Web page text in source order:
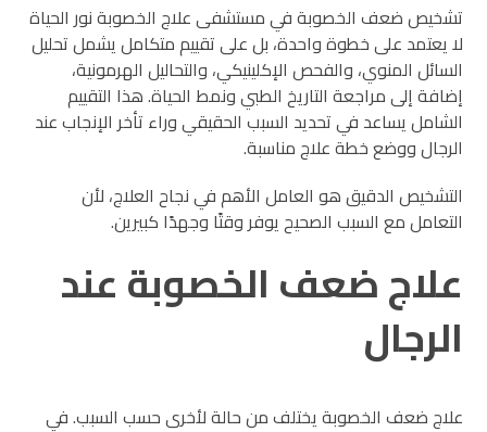
تشخيص ضعف الخصوبة في مستشفى علاج الخصوبة نور الحياة
لا يعتمد على خطوة واحدة، بل على تقييم متكامل يشمل تحليل
السائل المنوي، والفحص الإكلينيكي، والتحاليل الهرمونية،
إضافة إلى مراجعة التاريخ الطبي ونمط الحياة. هذا التقييم
الشامل يساعد في تحديد السبب الحقيقي وراء تأخر الإنجاب عند
الرجال ووضع خطة علاج مناسبة.
التشخيص الدقيق هو العامل الأهم في نجاح العلاج، لأن
التعامل مع السبب الصحيح يوفر وقتًا وجهدًا كبيرين.
علاج ضعف الخصوبة عند
الرجال
علاج ضعف الخصوبة يختلف من حالة لأخرى حسب السبب. في